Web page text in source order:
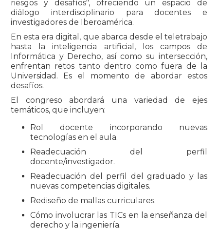
riesgos y desafíos", ofreciendo un espacio de
diálogo interdisciplinario para docentes e
investigadores de Iberoamérica.
En esta era digital, que abarca desde el teletrabajo
hasta la inteligencia artificial, los campos de
Informática y Derecho, así como su intersección,
enfrentan retos tanto dentro como fuera de la
Universidad. Es el momento de abordar estos
desafíos.
El congreso abordará una variedad de ejes
temáticos, que incluyen:
Rol docente incorporando nuevas
tecnologías en el aula.
Readecuación del perfil
docente/investigador.
Readecuación del perfil del graduado y las
nuevas competencias digitales.
Rediseño de mallas curriculares.
Cómo involucrar las TICs en la enseñanza del
derecho y la ingeniería.